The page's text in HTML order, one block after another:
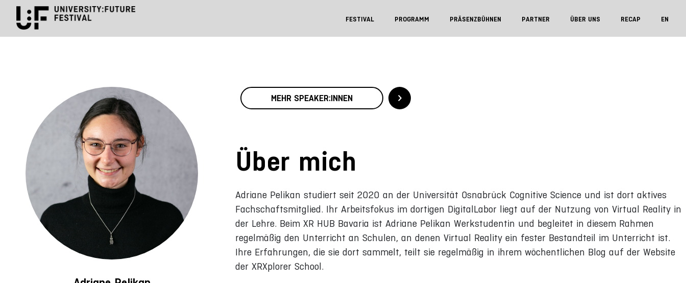
FESTIVAL PROGRAMM PRÄSENZBÜHNEN PARTNER ÜBER UNS RECAP EN
MEHR SPEAKER:INNEN
Über mich
Adriane Pelikan studiert seit 2020 an der Universität Osnabrück Cognitive Science und ist dort aktives
Fachschaftsmitglied. Ihr Arbeitsfokus im dortigen DigitalLabor liegt auf der Nutzung von Virtual Reality in
der Lehre. Beim XR HUB Bavaria ist Adriane Pelikan Werkstudentin und begleitet in diesem Rahmen
regelmäßig den Unterricht an Schulen, an denen Virtual Reality ein fester Bestandteil im Unterricht ist.
Ihre Erfahrungen, die sie dort sammelt, teilt sie regelmäßig in ihrem wöchentlichen Blog auf der Website
der XRXplorer School.